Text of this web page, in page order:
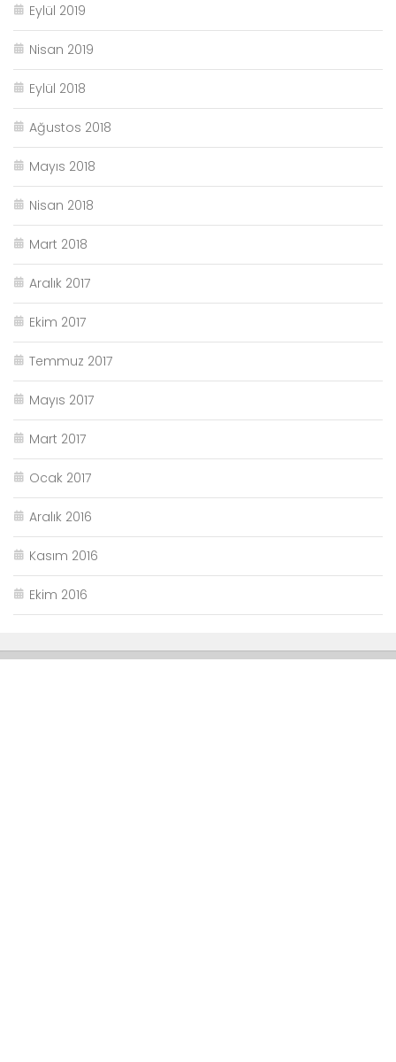
Eylül 2019
Nisan 2019
Eylül 2018
Ağustos 2018
Mayıs 2018
Nisan 2018
Mart 2018
Aralık 2017
Ekim 2017
Temmuz 2017
Mayıs 2017
Mart 2017
Ocak 2017
Aralık 2016
Kasım 2016
Ekim 2016